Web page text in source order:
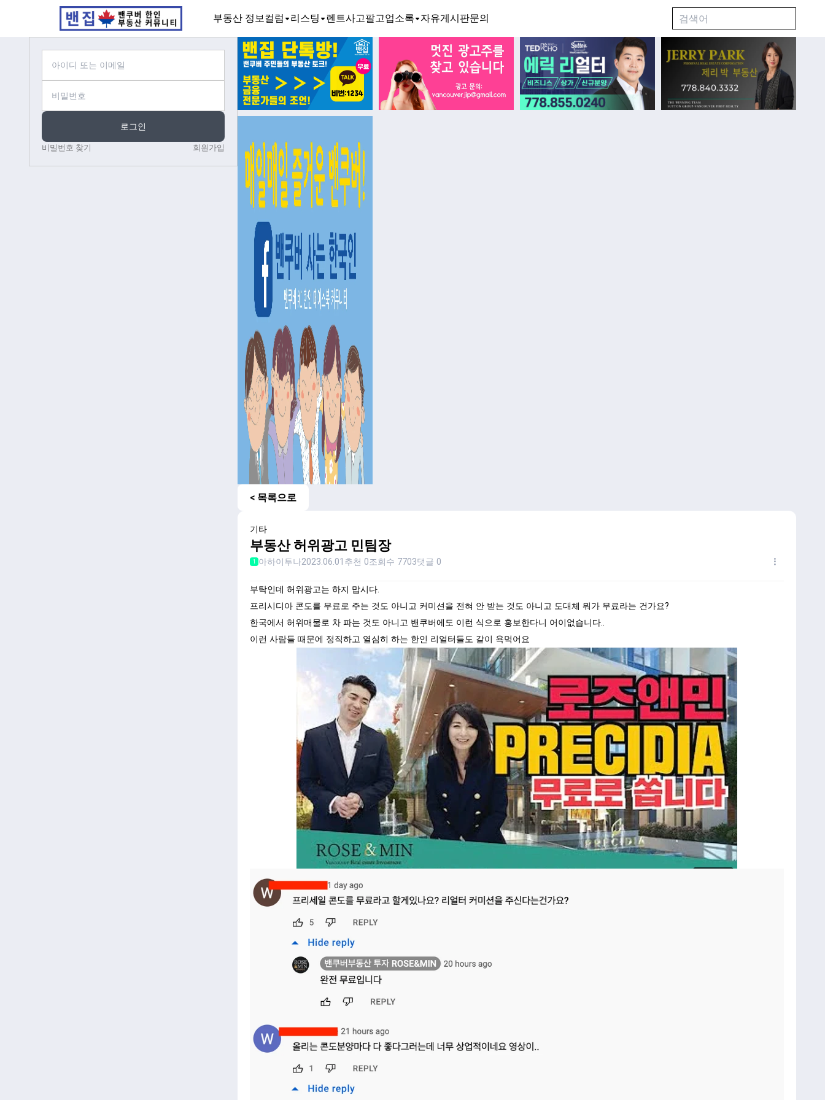
부동산 정보컬럼 리스팅 렌트사고팔고업소록 자유게시판문의
로그인
비밀번호 찾기 회원가입
< 목록으로
기타
부동산 허위광고 민팀장
1 아하이투나2023.06.01 추천 0조회수 7703댓글 0
부탁인데 허위광고는 하지 맙시다.
프리시디아 콘도를 무료로 주는 것도 아니고 커미션을 전혀 안 받는 것도 아니고 도대체 뭐가 무료라는 건가요?
한국에서 허위매물로 차 파는 것도 아니고 밴쿠버에도 이런 식으로 홍보한다니 어이없습니다..
이런 사람들 때문에 정직하고 열심히 하는 한인 리얼터들도 같이 욕먹어요